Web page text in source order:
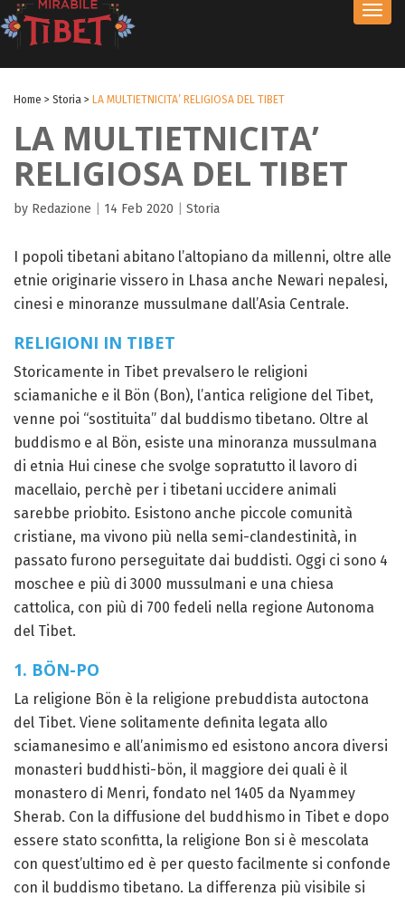
Home > Storia > LA MULTIETNICITA’ RELIGIOSA DEL TIBET
LA MULTIETNICITA’
RELIGIOSA DEL TIBET
by Redazione 14 Feb 2020 Storia
I popoli tibetani abitano l’altopiano da millenni, oltre alle
etnie originarie vissero in Lhasa anche Newari nepalesi,
cinesi e minoranze mussulmane dall’Asia Centrale.
RELIGIONI IN TIBET
Storicamente in Tibet prevalsero le religioni
sciamaniche e il Bön (Bon), l’antica religione del Tibet,
venne poi “sostituita” dal buddismo tibetano. Oltre al
buddismo e al Bön, esiste una minoranza mussulmana
di etnia Hui cinese che svolge sopratutto il lavoro di
macellaio, perchè per i tibetani uccidere animali
sarebbe priobito. Esistono anche piccole comunità
cristiane, ma vivono più nella semi-clandestinità, in
passato furono perseguitate dai buddisti. Oggi ci sono 4
moschee e più di 3000 mussulmani e una chiesa
cattolica, con più di 700 fedeli nella regione Autonoma
del Tibet.
1. BÖN-PO
La religione Bön è la religione prebuddista autoctona
del Tibet. Viene solitamente definita legata allo
sciamanesimo e all’animismo ed esistono ancora diversi
monasteri buddhisti-bön, il maggiore dei quali è il
monastero di Menri, fondato nel 1405 da Nyammey
Sherab. Con la diffusione del buddhismo in Tibet e dopo
essere stato sconfitta, la religione Bon si è mescolata
con quest’ultimo ed è per questo facilmente si confonde
con il buddismo tibetano. La differenza più visibile si